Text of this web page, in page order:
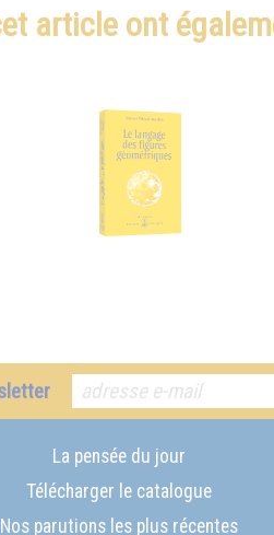
article ont
La pensée du jour
Télécharger le catalogue
Nos parutions les plus récentes